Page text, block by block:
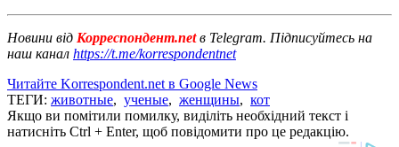
Новини від Корреспондент.netв Telegram. Підписуйтесь на
наш канал https://t.me/korrespondentnet
Читайте Korrespondent.net в Google News
ТЕГИ: животные, ученые, женщины, кот
Якщо ви помітили помилку, виділіть необхідний текст і
натисніть Ctrl + Enter, щоб повідомити про це редакцію.